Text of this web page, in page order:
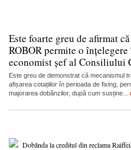
Este foarte greu de afirmat
ROBOR permite o
economist șef al Consiliului
Este greu de demonstrat că mecanismul
afișarea cotațiilor în perioada de fixing,
majorarea dobânzilor, după cum susține...
Dobânda la creditul din reclama